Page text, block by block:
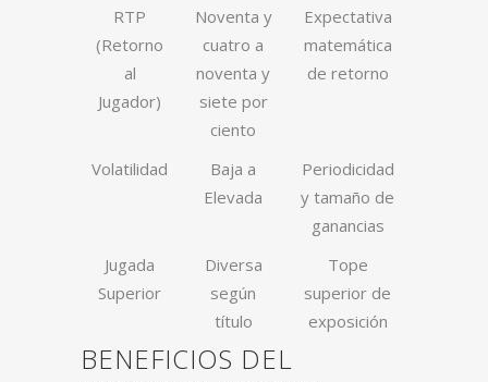
RTP
(Retorno
al
Jugador)
Noventa y
cuatro a
noventa y
siete por
ciento
Expectativa
matemática
de retorno
Volatilidad
Baja a
Elevada
Periodicidad
y tamaño de
ganancias
Jugada
Superior
Diversa
según
título
Tope
superior de
exposición
BENEFICIOS DEL